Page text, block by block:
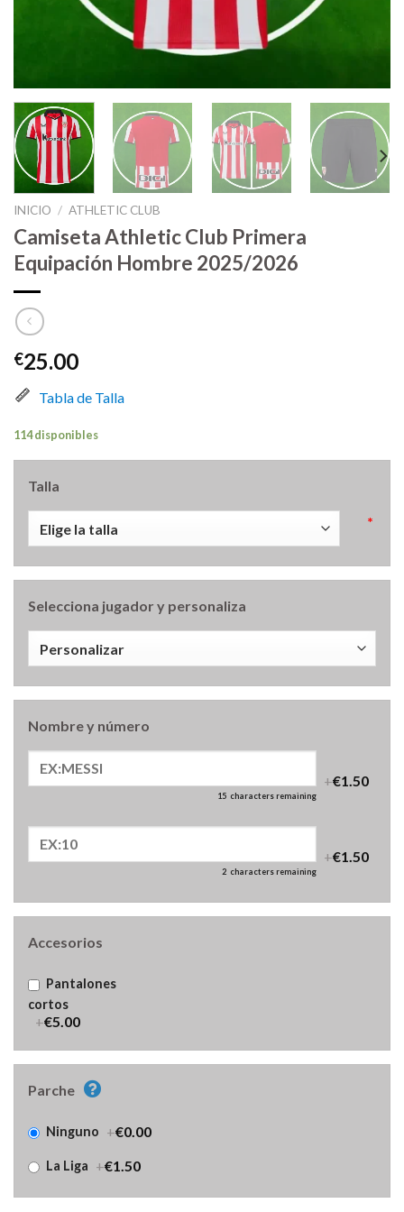
INICIO / ATHLETIC CLUB
Camiseta Athletic Club Primera
Equipación Hombre 2025/2026
€25.00
Tabla de Talla
114 disponibles
Talla
*
Selecciona jugador y personaliza
Nombre y número
15 characters remaining
+€1.50
2 characters remaining
+€1.50
Accesorios
Pantalones
cortos
+€5.00
Parche
Ninguno +€0.00
La Liga +€1.50